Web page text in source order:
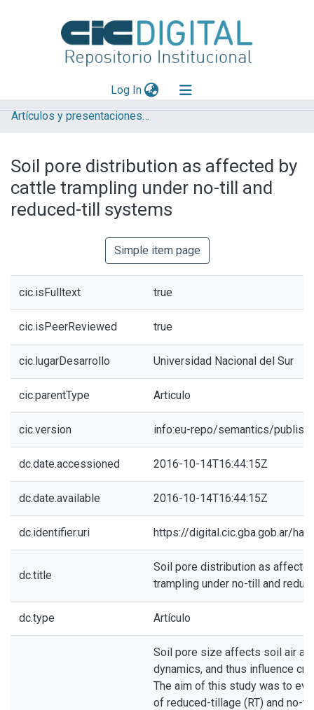
Log In(current)
Explorar
Aportar material
Statistics
Artículos y presentaciones en Congresos
Soil pore distribution as affected by
cattle trampling under no-till and
reduced-till systems
Simple item page
cic.isFulltext true
cic.isPeerReviewed true
cic.lugarDesarrollo Universidad Nacional del Sur
cic.parentType Articulo
cic.version info:eu-repo/semantics/
dc.date.accessioned 2016-10-14T16:44:15Z
dc.date.available 2016-10-14T16:44:15Z
dc.identifier.uri https://digital.cic.gba.gob.ar/
dc.title
Soil pore distribution as
trampling under no-till and
dc.type Artículo
Soil pore size affects soil air
dynamics, and thus influence
The aim of this study was to
of reduced-tillage (RT) and no-